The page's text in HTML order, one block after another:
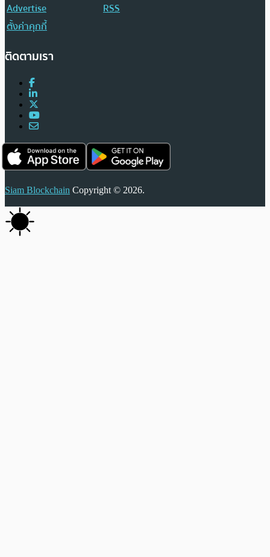
Advertise
RSS
ตั้งค่าคุกกี้
ติดตามเรา
Siam Blockchain Copyright © 2026.